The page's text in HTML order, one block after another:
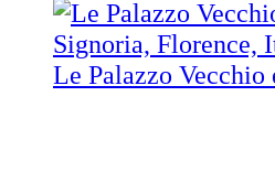
Le Palazzo